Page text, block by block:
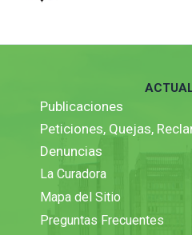
Publicaciones
Peticiones, Quejas,
Denuncias
La Curadora
Mapa del Sitio
Preguntas Frecuentes